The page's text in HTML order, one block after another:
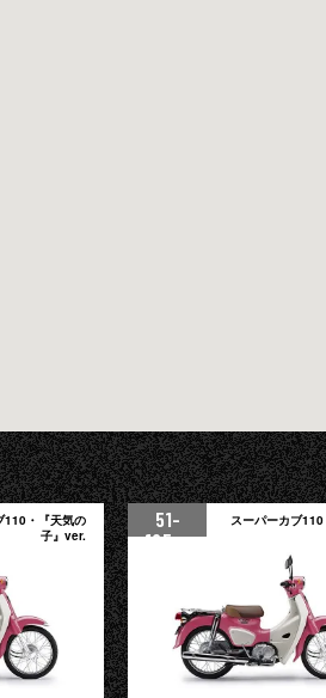
110・『天気の
子』ver.
51-
125cc
スーパーカブ